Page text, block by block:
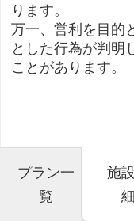
ります。
万一、営利を目的
とした行為が判明
ことがあります。
プラン一
覧
施
細